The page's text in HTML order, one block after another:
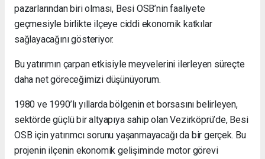
pazarlarından biri olması, Besi OSB’nin faaliyete
geçmesiyle birlikte ilçeye ciddi ekonomik katkılar
sağlayacağını gösteriyor.
Bu yatırımın çarpan etkisiyle meyvelerini ilerleyen süreçte
daha net göreceğimizi düşünüyorum.
1980 ve 1990’lı yıllarda bölgenin et borsasını belirleyen,
sektörde güçlü bir altyapıya sahip olan Vezirköprü’de, Besi
OSB için yatırımcı sorunu yaşanmayacağı da bir gerçek. Bu
projenin ilçenin ekonomik gelişiminde motor görevi